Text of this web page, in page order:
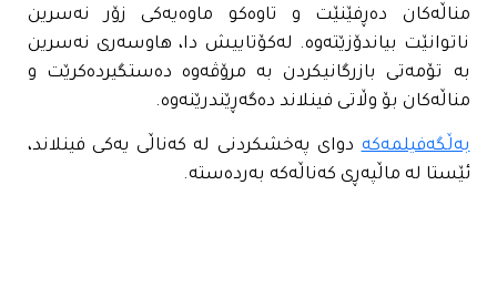
مناڵەکان دەڕفێنێت و تاوەکو ماوەیەکی زۆر نەسرین
ناتوانێت بیاندۆزێتەوە. لەکۆتاییش دا، هاوسەری نەسرین
بە تۆمەتی بازرگانیکردن بە مرۆڤەوە دەستگیردەکرێت و
مناڵەکان بۆ وڵاتی فینلاند دەگەڕێندرێنەوە.
بەڵگەفیلمەکەدوای پەخشکردنی لە کەناڵی یەکی فینلاند،
ئێستا لە ماڵپەڕی کەناڵەکە بەردەستە.